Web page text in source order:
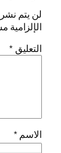
لن يتم
الإلزامية
التعليق *
الاسم*